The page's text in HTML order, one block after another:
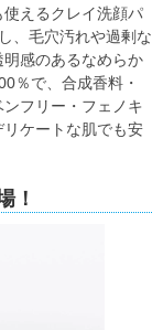
えるクレイ洗顔パ
、毛穴汚れや過剰な
感のあるなめらか
％で、合成香料・
フリー・フェノキ
ケートな肌でも安
！